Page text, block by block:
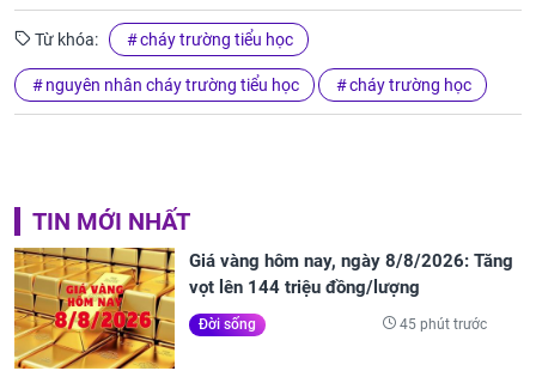
Từ khóa: cháy trường tiểu học
nguyên nhân cháy trường tiểu học cháy trường học
TIN MỚI NHẤT
Giá vàng hôm nay, ngày 8/8/2026: Tăng
vọt lên 144 triệu đồng/lượng
Đời sống 45 phút trước